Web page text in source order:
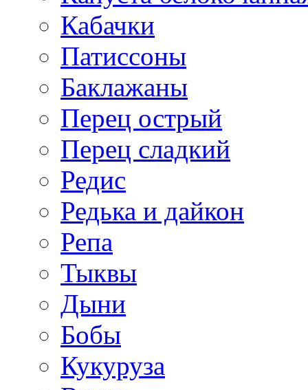
Кабачки
Патиссоны
Баклажаны
Перец острый
Перец сладкий
Редис
Редька и дайкон
Репа
Тыквы
Дыни
Бобы
Кукуруза